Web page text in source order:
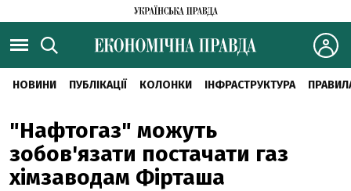
НОВИНИ ПУБЛІКАЦІЇ КОЛОНКИ ІНФРАСТРУКТУРА
"Нафтогаз" можуть
зобов'язати постачати газ
хімзаводам Фірташа